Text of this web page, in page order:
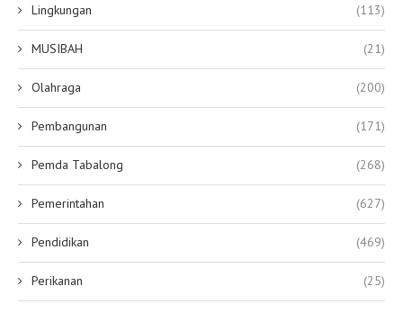
Lingkungan (113)
MUSIBAH (21)
Olahraga (200)
Pembangunan (171)
Pemda Tabalong (268)
Pemerintahan (627)
Pendidikan (469)
Perikanan (25)